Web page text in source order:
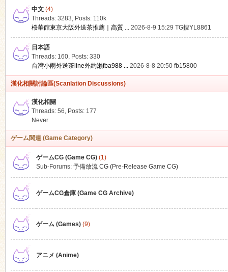
中文(4)
Threads: 3283, Posts: 110k
桜華館東京大阪外送茶推薦｜高質 ... 2026-8-9 15:29 TG搜YL8861
日本語
Threads: 160, Posts: 330
台灣小雨外送茶line外約瀨fba988 ... 2026-8-8 20:50 fb15800
漢化相關討論區(Scanlation Discussions)
漢化相關
Threads: 56, Posts: 177
Never
ゲーム関連 (Game Category)
ゲームCG (Game CG)(1)
Sub-Forums: 予備放流 CG (Pre-Release Game CG)
ゲームCG倉庫 (Game CG Archive)
ゲーム (Games)(9)
アニメ (Anime)